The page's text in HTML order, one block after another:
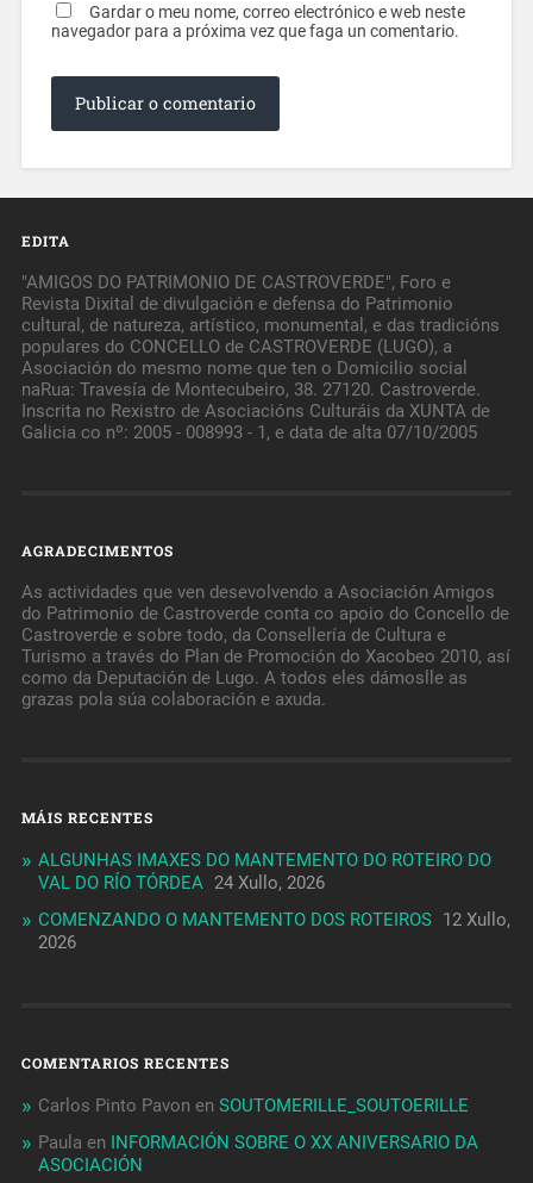
Gardar o meu nome, correo electrónico e web neste
navegador para a próxima vez que faga un comentario.
EDITA
"AMIGOS DO PATRIMONIO DE CASTROVERDE", Foro e
Revista Dixital de divulgación e defensa do Patrimonio
cultural, de natureza, artístico, monumental, e das tradicións
populares do CONCELLO de CASTROVERDE (LUGO), a
Asociación do mesmo nome que ten o Domicilio social
naRua: Travesía de Montecubeiro, 38. 27120. Castroverde.
Inscrita no Rexistro de Asociacións Culturáis da XUNTA de
Galicia co nº: 2005 - 008993 - 1, e data de alta 07/10/2005
AGRADECIMENTOS
As actividades que ven desevolvendo a Asociación Amigos
do Patrimonio de Castroverde conta co apoio do Concello de
Castroverde e sobre todo, da Consellería de Cultura e
Turismo a través do Plan de Promoción do Xacobeo 2010, así
como da Deputación de Lugo. A todos eles dámoslle as
grazas pola súa colaboración e axuda.
MÁIS RECENTES
ALGUNHAS IMAXES DO MANTEMENTO DO ROTEIRO DO
VAL DO RÍO TÓRDEA 24 Xullo, 2026
COMENZANDO O MANTEMENTO DOS ROTEIROS 12 Xullo,
2026
COMENTARIOS RECENTES
Carlos Pinto Pavon en SOUTOMERILLE_SOUTOERILLE
Paula en INFORMACIÓN SOBRE O XX ANIVERSARIO DA
ASOCIACIÓN